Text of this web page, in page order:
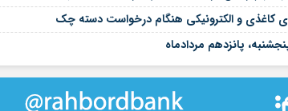
پانزدهم مردادماه